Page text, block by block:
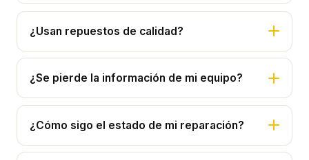
¿Usan repuestos de calidad?
¿Se pierde la información de mi equipo?
¿Cómo sigo el estado de mi reparación?